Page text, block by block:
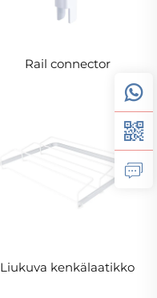
Rail connector
Liukuva kenkälaatikko